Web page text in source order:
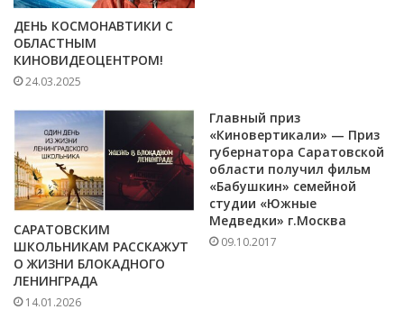
ДЕНЬ КОСМОНАВТИКИ С
ОБЛАСТНЫМ
КИНОВИДЕОЦЕНТРОМ!
24.03.2025
САРАТОВСКИМ
ШКОЛЬНИКАМ РАССКАЖУТ
О ЖИЗНИ БЛОКАДНОГО
ЛЕНИНГРАДА
14.01.2026
Главный приз
«Киновертикали» — Приз
губернатора Саратовской
области получил фильм
«Бабушкин» семейной
студии «Южные
Медведки» г.Москва
09.10.2017